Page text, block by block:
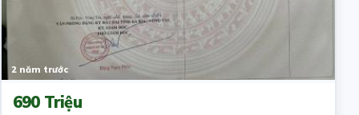
2 năm trước
690 Triệu